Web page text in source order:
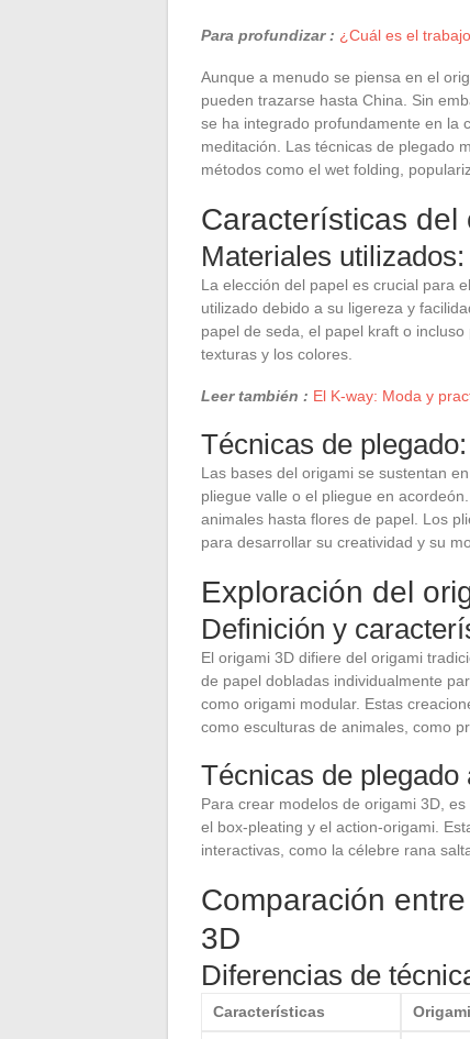
Para profundizar : ¿Cuál es el
Aunque a menudo se piensa en el
pueden trazarse hasta China. Sin
se ha integrado profundamente en la
meditación. Las técnicas de plegado
métodos como el wet folding,
Características del
Materiales
La elección del papel es crucial para
utilizado debido a su ligereza y
papel de seda, el papel kraft o
texturas y los colores.
Leer también : El K-way: Moda y
Técnicas de
Las bases del origami se sustentan
pliegue valle o el pliegue en
animales hasta flores de papel. Los
para desarrollar su creatividad y su
Exploración del
Definición y
El origami 3D difiere del origami
de papel dobladas individualmente
como origami modular. Estas
como esculturas de animales, como
Técnicas de plegado
Para crear modelos de origami 3D,
el box-pleating y el action-origami.
interactivas, como la célebre rana
Comparación
3D
Diferencias de
Características